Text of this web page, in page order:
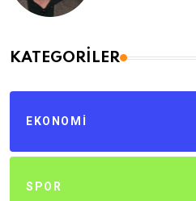
KATEGORILER
EKONOMI
SPOR